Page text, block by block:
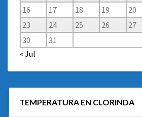
16
17 18 19 20
23
24 25 26 27
30
31
« Jul
TEMPERATURA EN CLORINDA